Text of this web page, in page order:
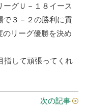
ーグＵ－１８イース
で３－２の勝利に貢
リーグ優勝を決め
指して頑張ってくれ
次の記事